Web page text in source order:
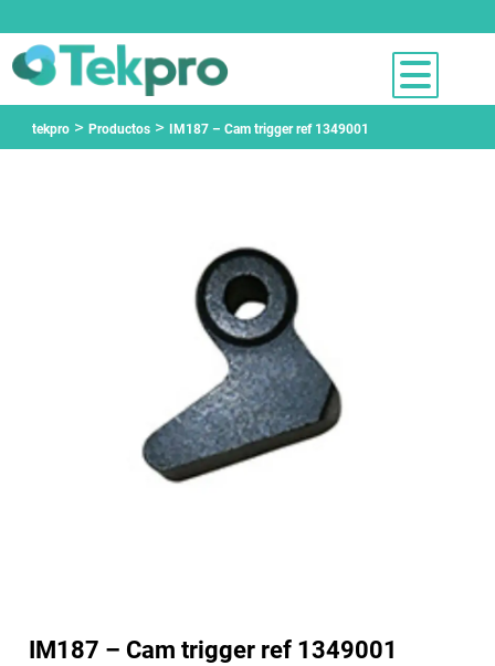
tekpro> Productos> IM187 – Cam trigger ref 1349001
IM187 – Cam trigger ref 1349001